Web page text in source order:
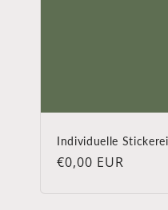
Individuelle
Normaler
€0,00 EUR